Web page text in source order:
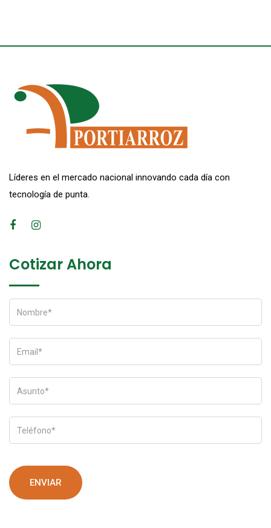
Líderes en el mercado nacional innovando cada día con
tecnología de punta.
Cotizar Ahora